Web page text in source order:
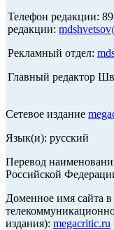
Телефон редакции:
редакции:
Рекламный отдел:
Главный редактор
Сетевое издание
Язык(и): русский
Перевод
Российской
Доменное имя сайта
издания): megacritic.ru